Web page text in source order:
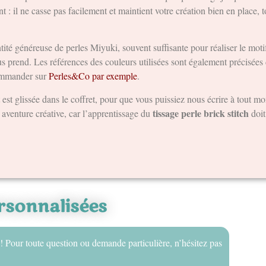
: il ne casse pas facilement et maintient votre création bien en place,
généreuse de perles Miyuki, souvent suffisante pour réaliser le
Les références des couleurs utilisées sont également
surPerles&Co par exemple.
glissée dans le coffret, pour que vous puissiez nous écrire à tout
créative, car l’apprentissage du tissage perle brick stitch
toute question ou demande particulière, n’hésitez pas